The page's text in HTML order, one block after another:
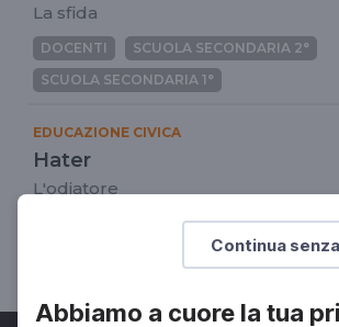
Continua
Abbiamo a cuore la tua
La sfida
DOCENTI
SCUOLA SECONDARIA 2°
SCUOLA SECONDARIA 1°
EDUCAZIONE CIVICA
Hater
L'odiatore
SCUOLA SECONDARIA 2°
SCUOLA SECONDARIA 1°